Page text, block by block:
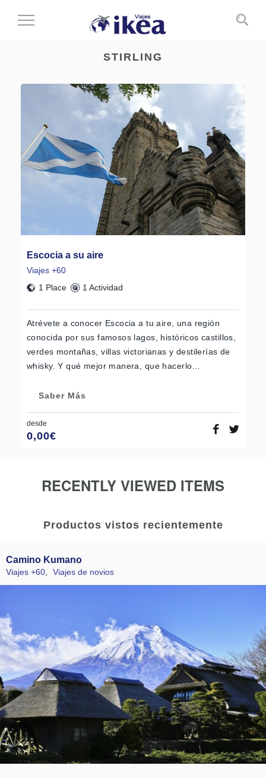
Cambiar
STIRLING
Escocia a su aire
Viajes +60
1 Place
1 Actividad
Atrévete a conocer Escocia a tu aire, una región
conocida por sus famosos lagos, históricos castillos,
verdes montañas, villas victorianas y destilerías de
whisky. Y qué mejor manera, que hacerlo…
Saber Más
desde
0,00€
RECENTLY VIEWED ITEMS
Productos vistos recientemente
Camino Kumano
Viajes +60 Viajes de novios